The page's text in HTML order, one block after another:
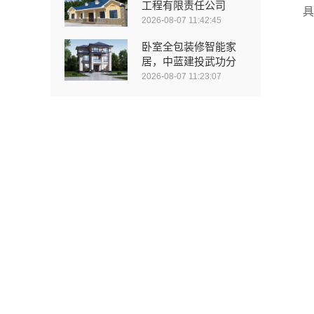
工程有限责任公司
2026-08-07 11:42:45
卧室全包装修智能家
居，中蓝建投武功分
2026-08-07 11:23:07